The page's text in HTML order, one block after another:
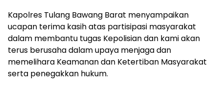
Kapolres Tulang Bawang Barat menyampaikan
ucapan terima kasih atas partisipasi masyarakat
dalam membantu tugas Kepolisian dan kami akan
terus berusaha dalam upaya menjaga dan
memelihara Keamanan dan Ketertiban Masyarakat
serta penegakkan hukum.